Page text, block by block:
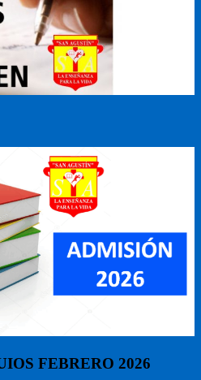
FEBRERO 2026